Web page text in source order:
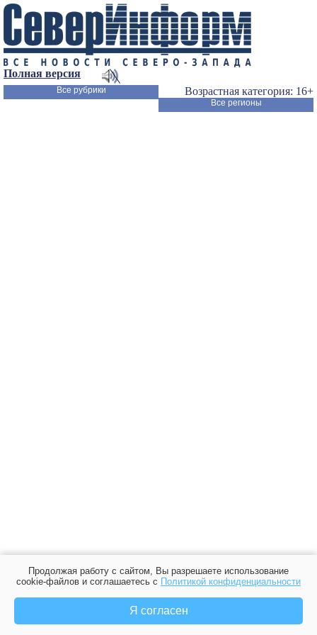
Полная версия
Возрастная категория: 16+
Все рубрики
Все регионы
Продолжая работу с сайтом, Вы разрешаете использование
cookie-файлов и соглашаетесь с Политикой конфиденциальности
Я согласен